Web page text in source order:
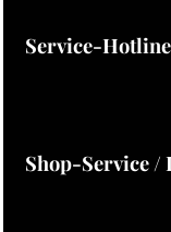
Service-Hotline
Shop-Service